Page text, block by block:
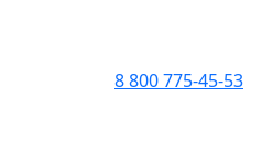
8 800 775-45-53